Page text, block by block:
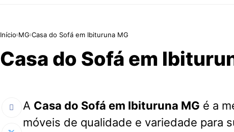
Início MG Casa do Sofá em Ibituruna MG
Casa do Sofá em
A Casa do Sofá em Ibituruna MG é a
móveis de qualidade e variedade para